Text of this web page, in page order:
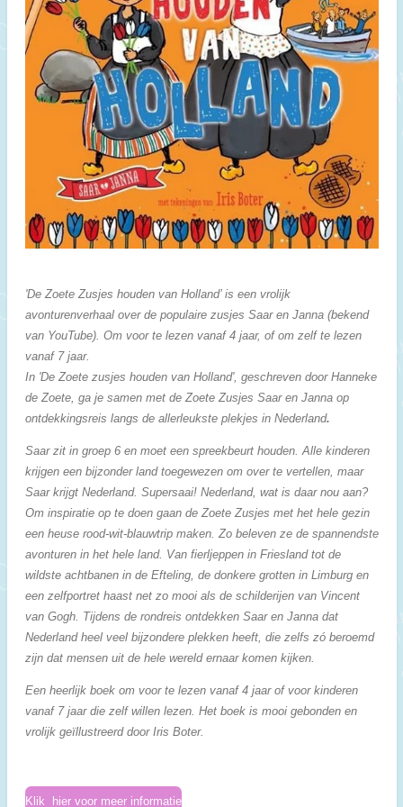
'De Zoete Zusjes houden van Holland’ is een vrolijk
avonturenverhaal over de populaire zusjes Saar en Janna (bekend
van YouTube). Om voor te lezen vanaf 4 jaar, of om zelf te lezen
vanaf 7 jaar.
In 'De Zoete zusjes houden van Holland', geschreven door Hanneke
de Zoete, ga je samen met de Zoete Zusjes Saar en Janna op
ontdekkingsreis langs de allerleukste plekjes in Nederland.
Saar zit in groep 6 en moet een spreekbeurt houden. Alle kinderen
krijgen een bijzonder land toegewezen om over te vertellen, maar
Saar krijgt Nederland. Supersaai! Nederland, wat is daar nou aan?
Om inspiratie op te doen gaan de Zoete Zusjes met het hele gezin
een heuse rood-wit-blauwtrip maken. Zo beleven ze de spannendste
avonturen in het hele land. Van fierljeppen in Friesland tot de
wildste achtbanen in de Efteling, de donkere grotten in Limburg en
een zelfportret haast net zo mooi als de schilderijen van Vincent
van Gogh. Tijdens de rondreis ontdekken Saar en Janna dat
Nederland heel veel bijzondere plekken heeft, die zelfs zó beroemd
zijn dat mensen uit de hele wereld ernaar komen kijken.
Een heerlijk boek om voor te lezen vanaf 4 jaar of voor kinderen
vanaf 7 jaar die zelf willen lezen. Het boek is mooi gebonden en
vrolijk geïllustreerd door Iris Boter.
Klik hier voor meer informatie